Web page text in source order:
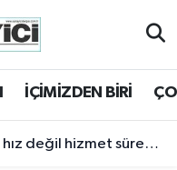
İÇİMİZDEN BİRİ
sürekliliği öne çıkacak